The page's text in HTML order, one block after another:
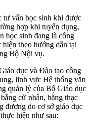
tư vấn học sinh khi được
hợp khi tuyển dụng,
học sinh đang là công
theo hướng dẫn tại
Bộ Nội vụ.
dục và Đào tạo công
lĩnh vực Hệ thống văn
quản lý của Bộ Giáo dục
cử nhân, bằng thạc
đương do cơ sở giáo dục
hiện như sau: